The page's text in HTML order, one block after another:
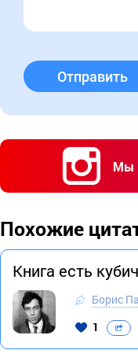
Отправить
Мы
Похожие
Книга есть
Борис
1